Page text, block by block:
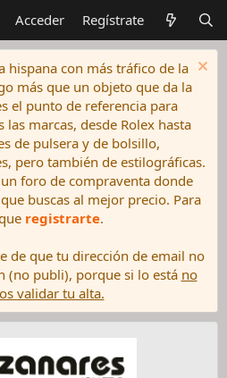
Acceder Regístrate
hispana con más tráfico de la
más que un objeto que da la
el punto de referencia para
marcas, desde Rolex hasta
de pulsera y de bolsillo,
pero también de estilográficas.
foro de compraventa donde
buscas al mejor precio. Para
registrarte.
de que tu dirección de email no
(no publi), porque si lo está no
validar tu alta.